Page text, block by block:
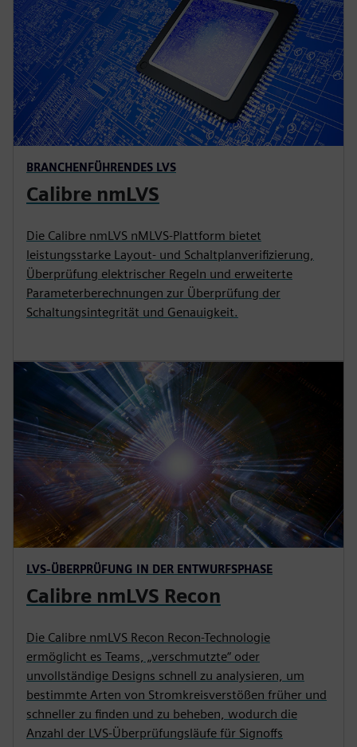
BRANCHENFÜHRENDES LVS
Calibre nmLVS
Die Calibre nmLVS nMLVS-Plattform bietet
leistungsstarke Layout- und Schaltplanverifizierung,
Überprüfung elektrischer Regeln und erweiterte
Parameterberechnungen zur Überprüfung der
Schaltungsintegrität und Genauigkeit.
LVS-ÜBERPRÜFUNG IN DER ENTWURFSPHASE
Calibre nmLVS Recon
Die Calibre nmLVS Recon Recon-Technologie
ermöglicht es Teams, „verschmutzte“ oder
unvollständige Designs schnell zu analysieren, um
bestimmte Arten von Stromkreisverstößen früher und
schneller zu finden und zu beheben, wodurch die
Anzahl der LVS-Überprüfungsläufe für Signoffs